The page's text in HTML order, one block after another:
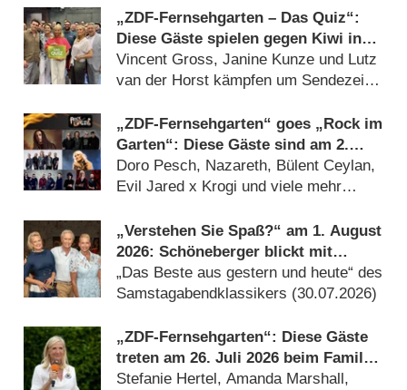
„ZDF-Fernsehgarten – Das Quiz“:
Diese Gäste spielen gegen Kiwi in
der Sonderfolge am 9. August 2026
Vincent Gross, Janine Kunze und Lutz
van der Horst kämpfen um Sendezeit
„ZDF-Fernsehgarten“ goes „Rock im
Garten“: Diese Gäste sind am 2.
August 2026 dabei
Doro Pesch, Nazareth, Bülent Ceylan,
Evil Jared x Krogi und viele mehr
„Verstehen Sie Spaß?“ am 1. August
2026: Schöneberger blickt mit
Kiewel und Kraus zurück
„Das Beste aus gestern und heute“ des
Samstagabendklassikers (30.07.2026)
„ZDF-Fernsehgarten“: Diese Gäste
treten am 26. Juli 2026 beim Family
Battle auf
Stefanie Hertel, Amanda Marshall,